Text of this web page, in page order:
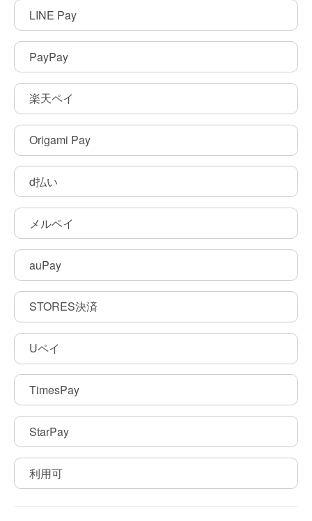
LINE Pay
PayPay
楽天ペイ
Origami Pay
d払い
メルペイ
auPay
STORES決済
Uペイ
TimesPay
StarPay
利用可